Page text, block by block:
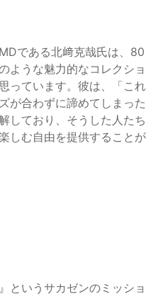
である北﨑克哉氏は、80
ような魅力的なコレクショ
っています。彼は、「これ
が合わずに諦めてしまった
しており、そうした人たち
しむ自由を提供することが
というサカゼンのミッショ